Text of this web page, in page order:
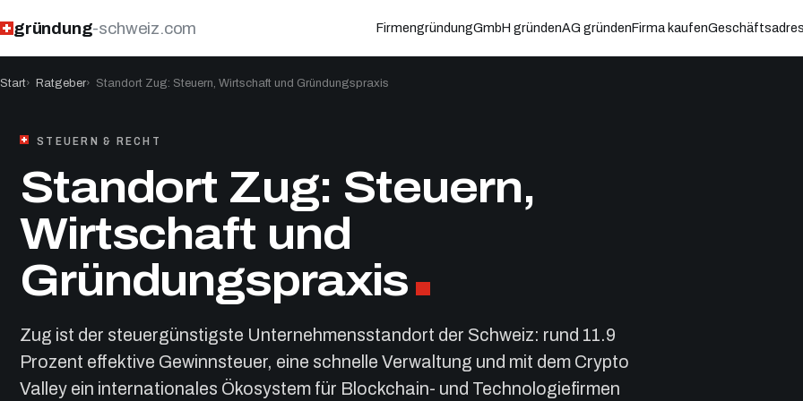
gründung-schweiz.com FirmengründungGmbH gründenAG gründenFirma kaufen
Start Ratgeber Standort Zug: Steuern, Wirtschaft und Gründungspraxis
STEUERN & RECHT
Standort Zug: Steuern,
Wirtschaft und
Gründungspraxis
Zug ist der steuergünstigste Unternehmensstandort der Schweiz: rund 11.9
Prozent effektive Gewinnsteuer, eine schnelle Verwaltung und mit dem Crypto
Valley ein internationales Ökosystem für Blockchain- und Technologiefirmen